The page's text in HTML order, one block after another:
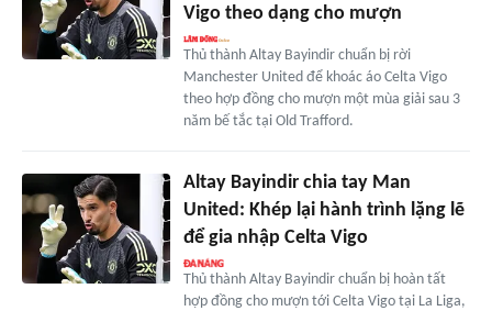
Vigo theo dạng cho mượn
Thủ thành Altay Bayindir chuẩn bị rời
Manchester United để khoác áo Celta Vigo
theo hợp đồng cho mượn một mùa giải sau 3
năm bế tắc tại Old Trafford.
Altay Bayindir chia tay Man
United: Khép lại hành trình lặng lẽ
để gia nhập Celta Vigo
Thủ thành Altay Bayindir chuẩn bị hoàn tất
hợp đồng cho mượn tới Celta Vigo tại La Liga,